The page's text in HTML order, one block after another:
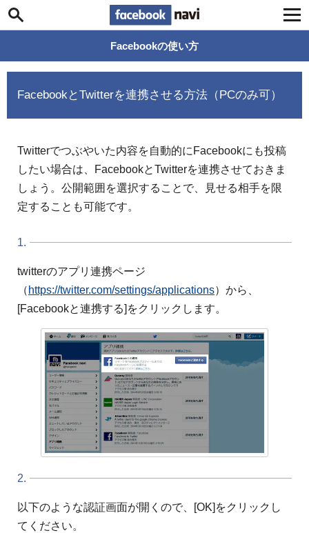
Facebook navi[フェイ
Facebookの使い方
FacebookとTwitterを連携させる方法（PCのみ可）
Twitterでつぶやいた内容を自動的にFacebookにも投稿
したい場合は、FacebookとTwitterを連携させておきま
しょう。公開範囲を選択することで、見せる相手を限
定することも可能です。
1.
twitterのアプリ連携ページ
（ https://twitter.com/settings/applications）から、
[Facebookと連携する]をクリックします。
2.
以下のような認証画面が開くので、[OK]をクリックし
てください。